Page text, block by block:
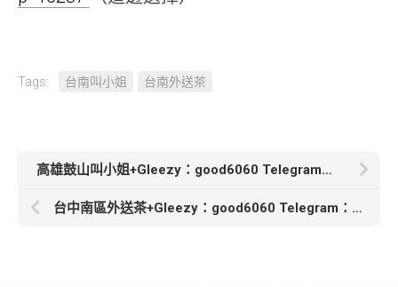
Tags: 台南叫小姐 台南外送茶
高雄鼓山叫小姐+Gleezy：good6060 Telegram：good6060【思雅】163.D.48.24歲美腿+美乳+翹臀=優質美人
台中南區外送茶+Gleezy：good6060 Telegram：good6060【妤妤】165cm/26歲/Dcup/48kg豐滿性感，曲線迷人